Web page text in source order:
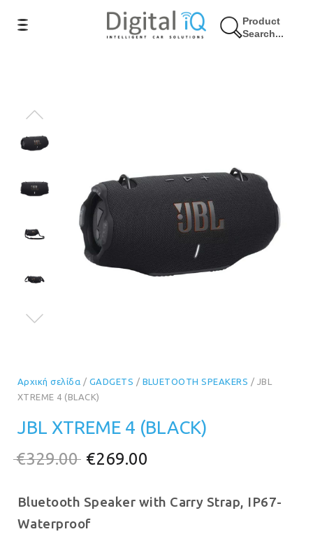
Product
Search...
Αρχική σελίδα / GADGETS / BLUETOOTH SPEAKERS / JBL
XTREME 4 (BLACK)
JBL XTREME 4 (BLACK)
€329.00 Original
was:
€329.00.
€269.00
τιμή
Bluetooth Speaker with Carry Strap, IP67-
Waterproof